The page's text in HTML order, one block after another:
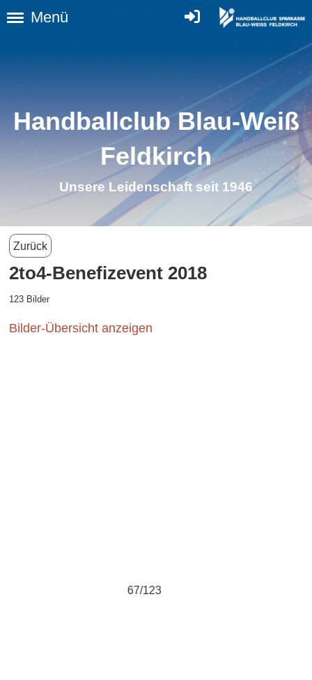
Menü
Handballclub Blau-Weiß
Feldkirch
Unsere Leidenschaft seit 1946
Zurück
2to4-Benefizevent 2018
123 Bilder
Bilder-Übersicht anzeigen